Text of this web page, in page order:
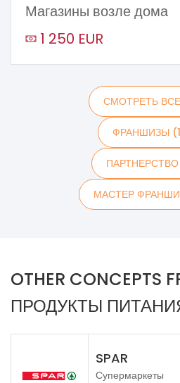
Магазины возле дома
1 250 EUR
СМОТРЕТЬ ВСЕ
ФРАНШИЗЫ
МАСТЕР
OTHER CONCEPTS
ПРОДУКТЫ
SPAR
Супермаркеты